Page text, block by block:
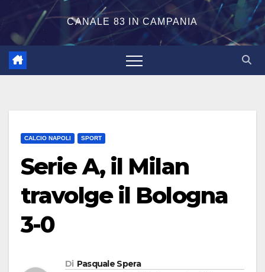
CANALE 83 IN CAMPANIA
CALCIO NAPOLI SPORT
Serie A, il Milan
travolge il Bologna
3-0
Di Pasquale Spera